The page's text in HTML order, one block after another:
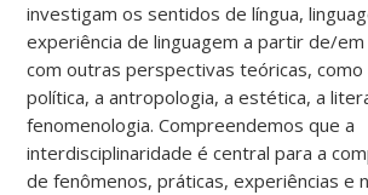
investigam os sentidos de língua,
experiência de linguagem a partir de/em
com outras perspectivas teóricas,
política, a antropologia, a estética, a
fenomenologia. Compreendemos que a
interdisciplinaridade é central para a
de fenômenos, práticas, experiências e